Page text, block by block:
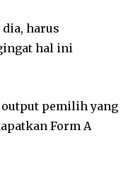
dia, harus
hal ini
pemilih yang
Form A